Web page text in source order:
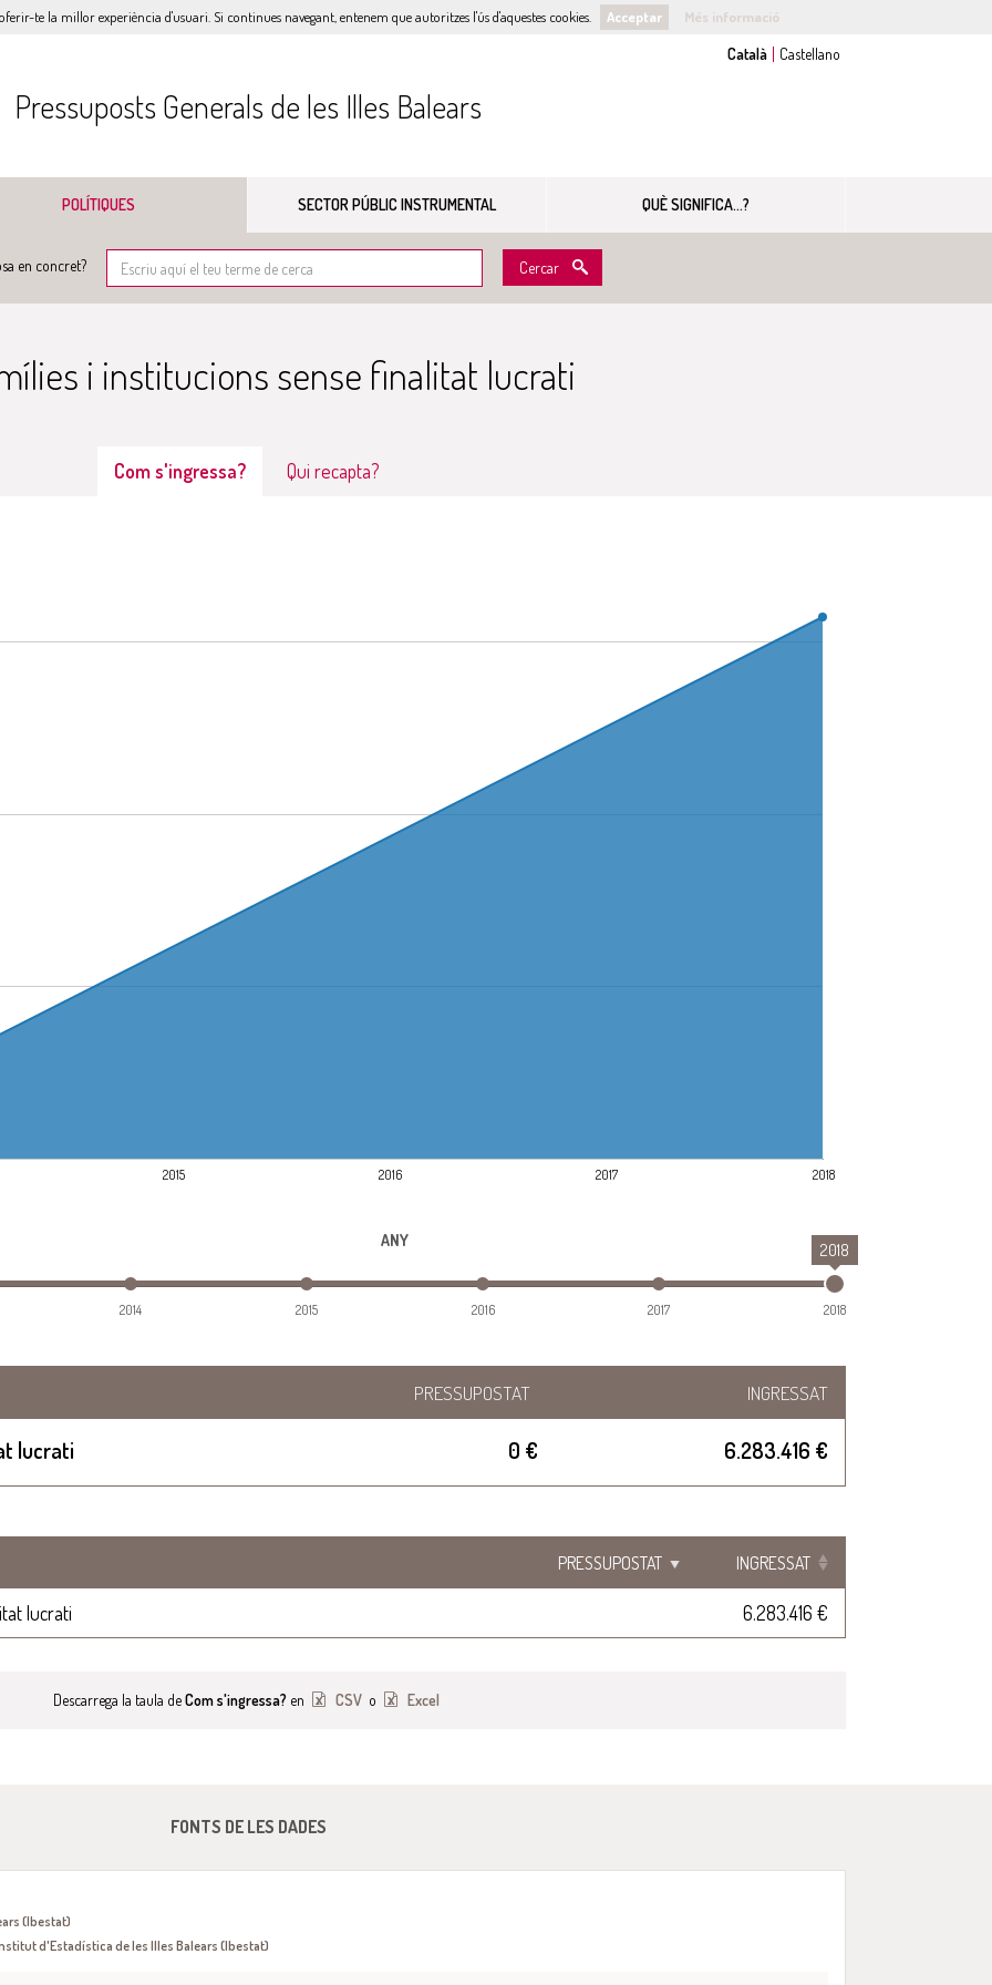
te la millor experiència d'usuari. Si continues navegant, entenem que autoritzes l'ús d'aquestes cookies. Acceptar Més informació
Pressuposts Generals de les Illes Balears
POLÍTIQUES SECTOR PÚBLIC INSTRUMENTAL QUÈ SIGNIFICA...?
en concret? Cercar
i institucions sense finalitat lucrati
Com s'ingressa? Qui recapta?
2015 2016 2017 2018
ANY 2018
2014 2015 2016 2017 2018
PRESSUPOSTAT INGRESSAT
lucrati 0 € 6.283.416 €
PRESSUPOSTAT INGRESSAT
lucrati 6.283.416 €
Descarrega la taula deCom s'ingressa? en CSV o Excel
FONTS DE LES DADES
(Ibestat)
d'Estadística de les Illes Balears (Ibestat)